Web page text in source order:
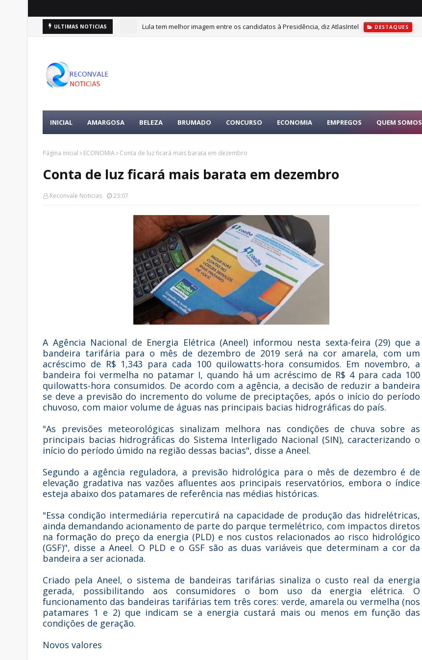
ULTIMAS NOTICIAS Lula tem melhor imagem entre os candidatos à Presidência, diz AtlasIntel DESTAQUES
INICIAL AMARGOSA BELEZA BRUMADO CONCURSO ECONOMIA EMPREGOS QUEM SOMOS
Página inicial ECONOMIA Conta de luz ficará mais barata em dezembro
Conta de luz ficará mais barata em dezembro
Reconvale Noticias 23:07
A Agência Nacional de Energia Elétrica (Aneel) informou nesta sexta-feira (29) que a
bandeira tarifária para o mês de dezembro de 2019 será na cor amarela, com um
acréscimo de R$ 1,343 para cada 100 quilowatts-hora consumidos. Em novembro, a
bandeira foi vermelha no patamar I, quando há um acréscimo de R$ 4 para cada 100
quilowatts-hora consumidos. De acordo com a agência, a decisão de reduzir a bandeira
se deve a previsão do incremento do volume de preciptações, após o início do período
chuvoso, com maior volume de águas nas principais bacias hidrográficas do país.
"As previsões meteorológicas sinalizam melhora nas condições de chuva sobre as
principais bacias hidrográficas do Sistema Interligado Nacional (SIN), caracterizando o
início do período úmido na região dessas bacias", disse a Aneel.
Segundo a agência reguladora, a previsão hidrológica para o mês de dezembro é de
elevação gradativa nas vazões afluentes aos principais reservatórios, embora o índice
esteja abaixo dos patamares de referência nas médias históricas.
"Essa condição intermediária repercutirá na capacidade de produção das hidrelétricas,
ainda demandando acionamento de parte do parque termelétrico, com impactos diretos
na formação do preço da energia (PLD) e nos custos relacionados ao risco hidrológico
(GSF)", disse a Aneel. O PLD e o GSF são as duas variáveis que determinam a cor da
bandeira a ser acionada.
Criado pela Aneel, o sistema de bandeiras tarifárias sinaliza o custo real da energia
gerada, possibilitando aos consumidores o bom uso da energia elétrica. O
funcionamento das bandeiras tarifárias tem três cores: verde, amarela ou vermelha (nos
patamares 1 e 2) que indicam se a energia custará mais ou menos em função das
condições de geração.
Novos valores